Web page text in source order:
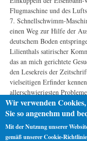
Flugmaschine und des
7. Schnellschwimm-
einen Weg zur Hilfe der
deutschem Boden
Lilienthals satirischer
das an mich gerichtete
den Lesekreis der
vielseitigen Erfinder
allerschwierigsten
Digitalisate:
Abschrift (pdf
Wir verwenden
Sie so angenehm und
Mit der Nutzung unserer
gemäß unserer Cookie-